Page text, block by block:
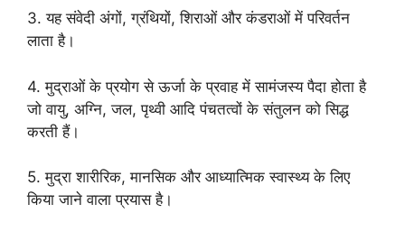
3. यह संवेदी अंगों, ग्रंथियों, शिराओं और कंडराओं में परिवर्तन
लाता है।
4. मुद्राओं के प्रयोग से ऊर्जा के प्रवाह में सामंजस्य पैदा होता है
जो वायु, अग्नि, जल, पृथ्वी आदि पंचतत्वों के संतुलन को सिद्ध
करती हैं।
5. मुद्रा शारीरिक, मानसिक और आध्यात्मिक स्वास्थ्य के लिए
किया जाने वाला प्रयास है।